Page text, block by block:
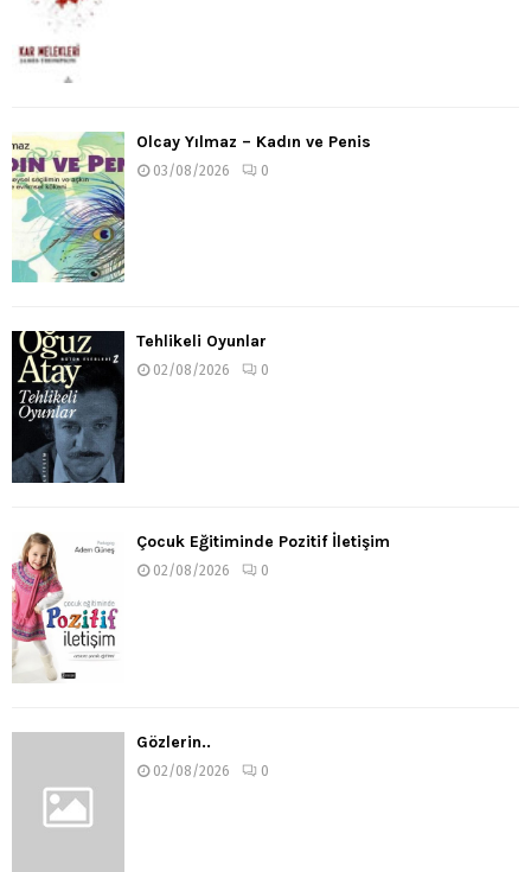
Olcay Yılmaz – Kadın ve Penis
03/08/2026 0
Tehlikeli Oyunlar
02/08/2026 0
Çocuk Eğitiminde Pozitif İletişim
02/08/2026 0
Gözlerin..
02/08/2026 0